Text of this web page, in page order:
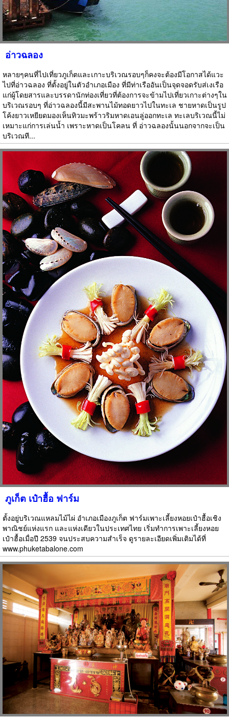
อ่าวฉลอง
หลายๆคนที่ไปเที่ยวภูเก็ตและเกาะบริเวณรอบๆก็คงจะต้องมีโอกาสได้แวะ
ไปที่อ่าวฉลอง ที่ตั้งอยู่ในตัวอำเภอเมือง ที่มีท่าเรืออันเป็นจุดจอดรับส่เงเรือ
แก่ผู้โดยสารและบรรดานักท่องเที่ยวที่ต้องการจะข้ามไปเที่ยวเกาะต่างๆใน
บริเวณรอบๆ ที่อ่าวฉลองนี้มีสะพานไม้ทอดยาวไปในทะเล ชายหาดเป็นรูป
โค้งยาวเหยียดมองเห็นทิวมะพร้าวริมหาดเอนลู่ออกทะเล ทะเลบริเวณนี้ไม่
เหมาะแก่การเล่นน้ำ เพราะหาดเป็นโคลน ที่ อ่าวฉลองนั้นนอกจากจะเป็น
บริเวณที...
ภูเก็ต เป๋าฮื้อ ฟาร์ม
ตั้งอยู่บริเวณแหลมไม้ไผ่ อำเภอเมืองภูเก็ต ฟาร์มเพาะเลี้ยงหอยเป๋าฮื้อเชิง
พาณิชย์แห่งแรก และแห่งเดียวในประเทศไทย เริ่มทำการเพาะเลี้ยงหอย
เป๋าฮื้อเมื่อปี 2539 จนประสบความสำเร็จ ดูรายละเอียดเพิ่มเติมได้ที่
www.phuketabalone.com